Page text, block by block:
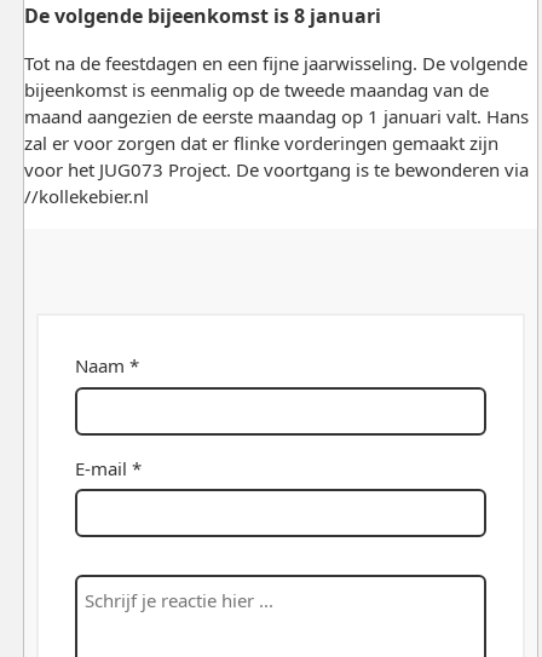
De volgende bijeenkomst is 8 januari
Tot na de feestdagen en een fijne jaarwisseling. De volgende
bijeenkomst is eenmalig op de tweede maandag van de
maand aangezien de eerste maandag op 1 januari valt. Hans
zal er voor zorgen dat er flinke vorderingen gemaakt zijn
voor het JUG073 Project. De voortgang is te bewonderen via
//kollekebier.nl
Naam *
E-mail *